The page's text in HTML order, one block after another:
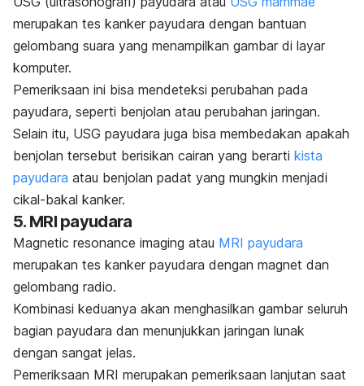
merupakan tes kanker payudara dengan bantuan
gelombang suara yang menampilkan gambar di layar
komputer.
Pemeriksaan ini bisa mendeteksi perubahan pada
payudara, seperti benjolan atau perubahan jaringan.
Selain itu, USG payudara juga bisa membedakan apakah
benjolan tersebut berisikan cairan yang berarti kista
payudara atau benjolan padat yang mungkin menjadi
cikal-bakal kanker.
5. MRI payudara
Magnetic resonance imaging atau MRI payudara
merupakan tes kanker payudara dengan magnet dan
gelombang radio.
Kombinasi keduanya akan menghasilkan gambar seluruh
bagian payudara dan menunjukkan jaringan lunak
dengan sangat jelas.
Pemeriksaan MRI merupakan pemeriksaan lanjutan saat